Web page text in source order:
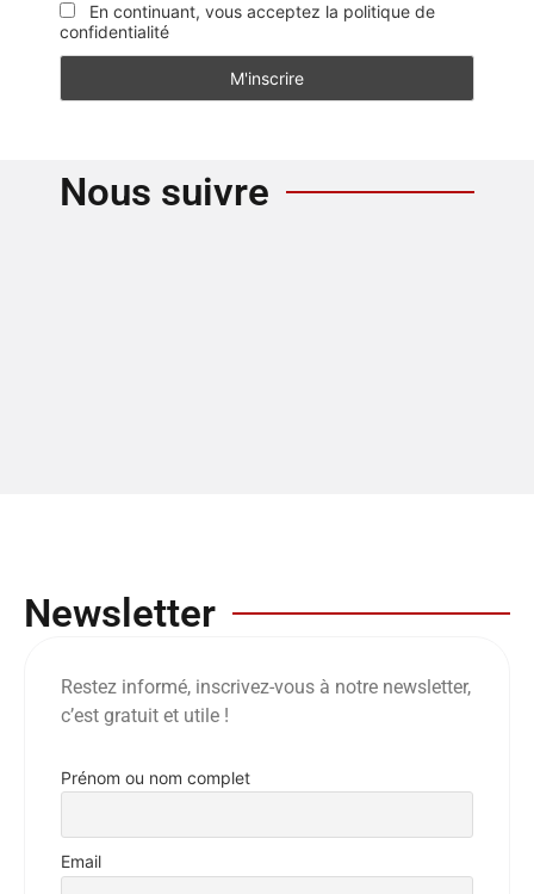
En continuant, vous acceptez la politique de
confidentialité
Nous suivre
Newsletter
Restez informé, inscrivez-vous à notre newsletter,
c’est gratuit et utile !
Prénom ou nom complet
Email